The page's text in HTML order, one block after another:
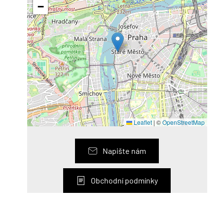
−
Leaflet | ©OpenStreetMap
Napište nám
Obchodní podmínky